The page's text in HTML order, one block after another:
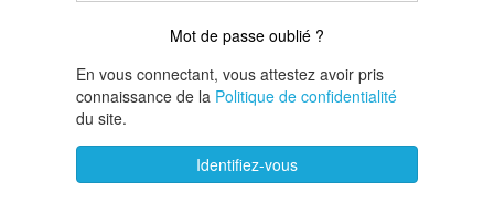
Mot de passe oublié ?
En vous connectant, vous attestez avoir pris
connaissance de la Politique de confidentialité
du site.
Identifiez-vous